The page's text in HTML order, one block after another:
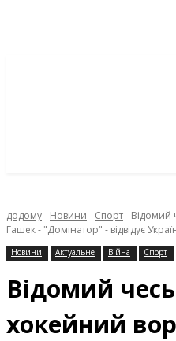
додому Новини Спорт
Відомий
Гашек - "Домінатор" - відвідує
Новини Актуальне Війна Спорт
Відомий
хокейний